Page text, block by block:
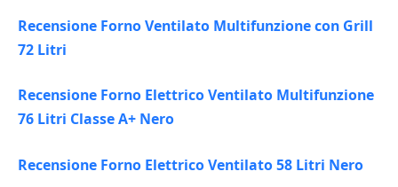
Recensione Forno Ventilato Multifunzione con Grill
72 Litri
Recensione Forno Elettrico Ventilato Multifunzione
76 Litri Classe A+ Nero
Recensione Forno Elettrico Ventilato 58 Litri Nero